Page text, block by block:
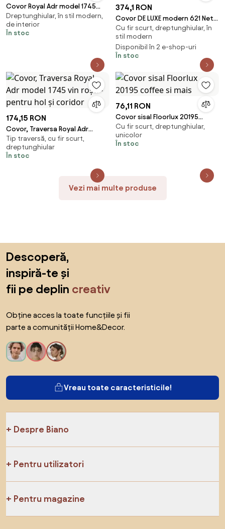
Covor Royal Adr model 1745
maro
Dreptunghiular, în stil modern,
de interior
În stoc
374,1 RON
Covor DE LUXE modern 621 Net -
structural gri / verde
Cu fir scurt, dreptunghiular, în
stil modern
Disponibil în 2 e-shop-uri
În stoc
174,15 RON
Covor, Traversa Royal Adr
model 1745 vin roșu - pentru hol
și coridor
Tip traversă, cu fir scurt,
dreptunghiular
În stoc
76,11 RON
Covor sisal Floorlux 20195
coffee si mais
Cu fir scurt, dreptunghiular,
unicolor
În stoc
Vezi mai multe produse
Descoperă,
inspiră-te și
fii pe deplin creativ
Obține acces la toate funcțiile și fii
parte a comunității Home&Decor.
Vreau toate caracteristicile!
Despre Biano
Pentru utilizatori
Pentru magazine